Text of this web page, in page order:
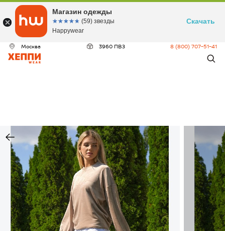
Москва 3960 ПВЗ 8 (800) 707-51-41
Магазин одежды
☆☆☆☆☆
★★★★★ (59) звезды
Happywear
Скачать